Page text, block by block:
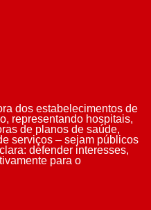
dos estabelecimentos de
representando hospitais,
de planos de saúde,
serviços – sejam públicos
defender interesses,
para o